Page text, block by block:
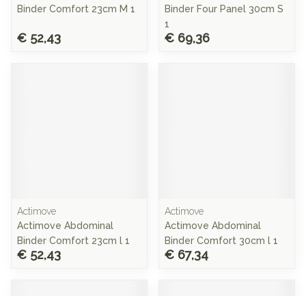
Binder Comfort 23cm M 1
€ 52,43
Binder Four Panel 30cm S
1
€ 69,36
Actimove
Actimove Abdominal
Binder Comfort 23cm l 1
€ 52,43
Actimove
Actimove Abdominal
Binder Comfort 30cm l 1
€ 67,34